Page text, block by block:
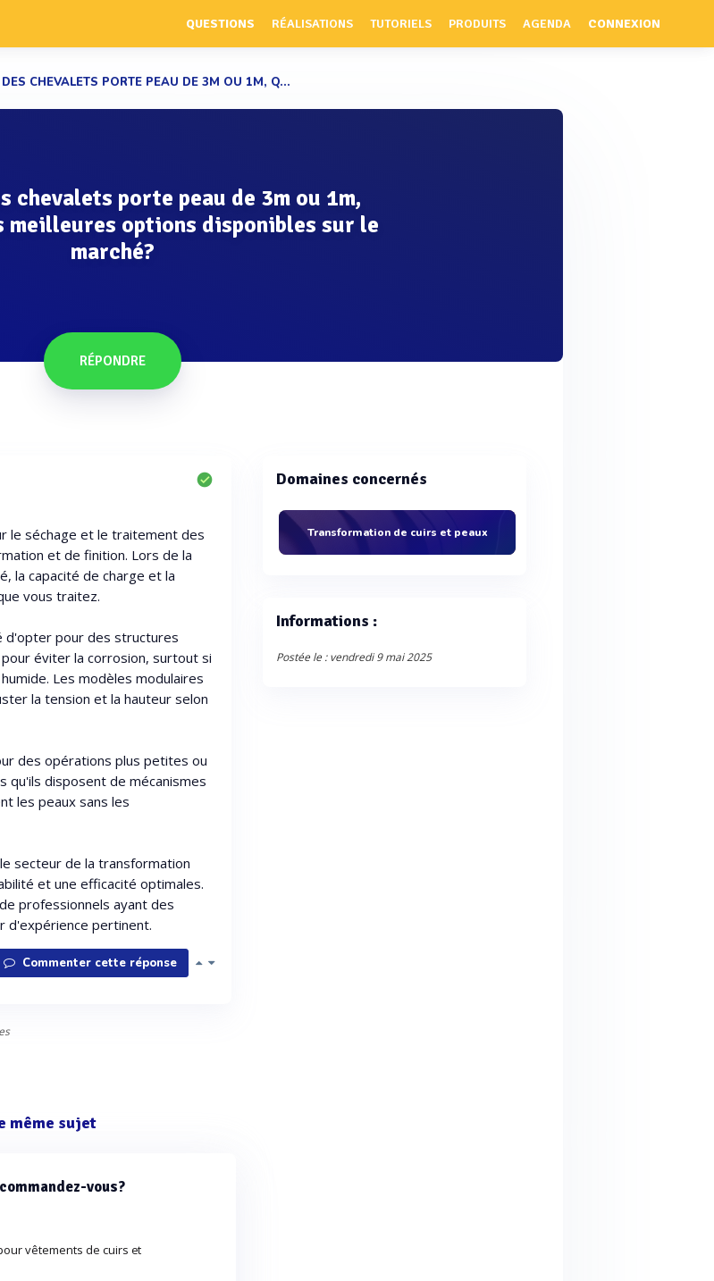
QUESTIONS RÉALISATIONS TUTORIELS PRODUITS AGENDA CONNEXION
DES CHEVALETS PORTE PEAU DE 3M OU 1M, Q...
chevalets porte peau de 3m ou 1m,
meilleures options disponibles sur le
marché?
RÉPONDRE
le séchage et le traitement des
et de finition. Lors de la
la capacité de charge et la
vous traitez.
d'opter pour des structures
éviter la corrosion, surtout si
Les modèles modulaires
la tension et la hauteur selon
des opérations plus petites ou
qu'ils disposent de mécanismes
les peaux sans les
secteur de la transformation
et une efficacité optimales.
professionnels ayant des
d'expérience pertinent.
Commenter cette réponse
même sujet
vous?
vêtements de cuirs et
Domaines concernés
Transformation de cuirs et peaux
Informations :
Postée le : vendredi 9 mai 2025